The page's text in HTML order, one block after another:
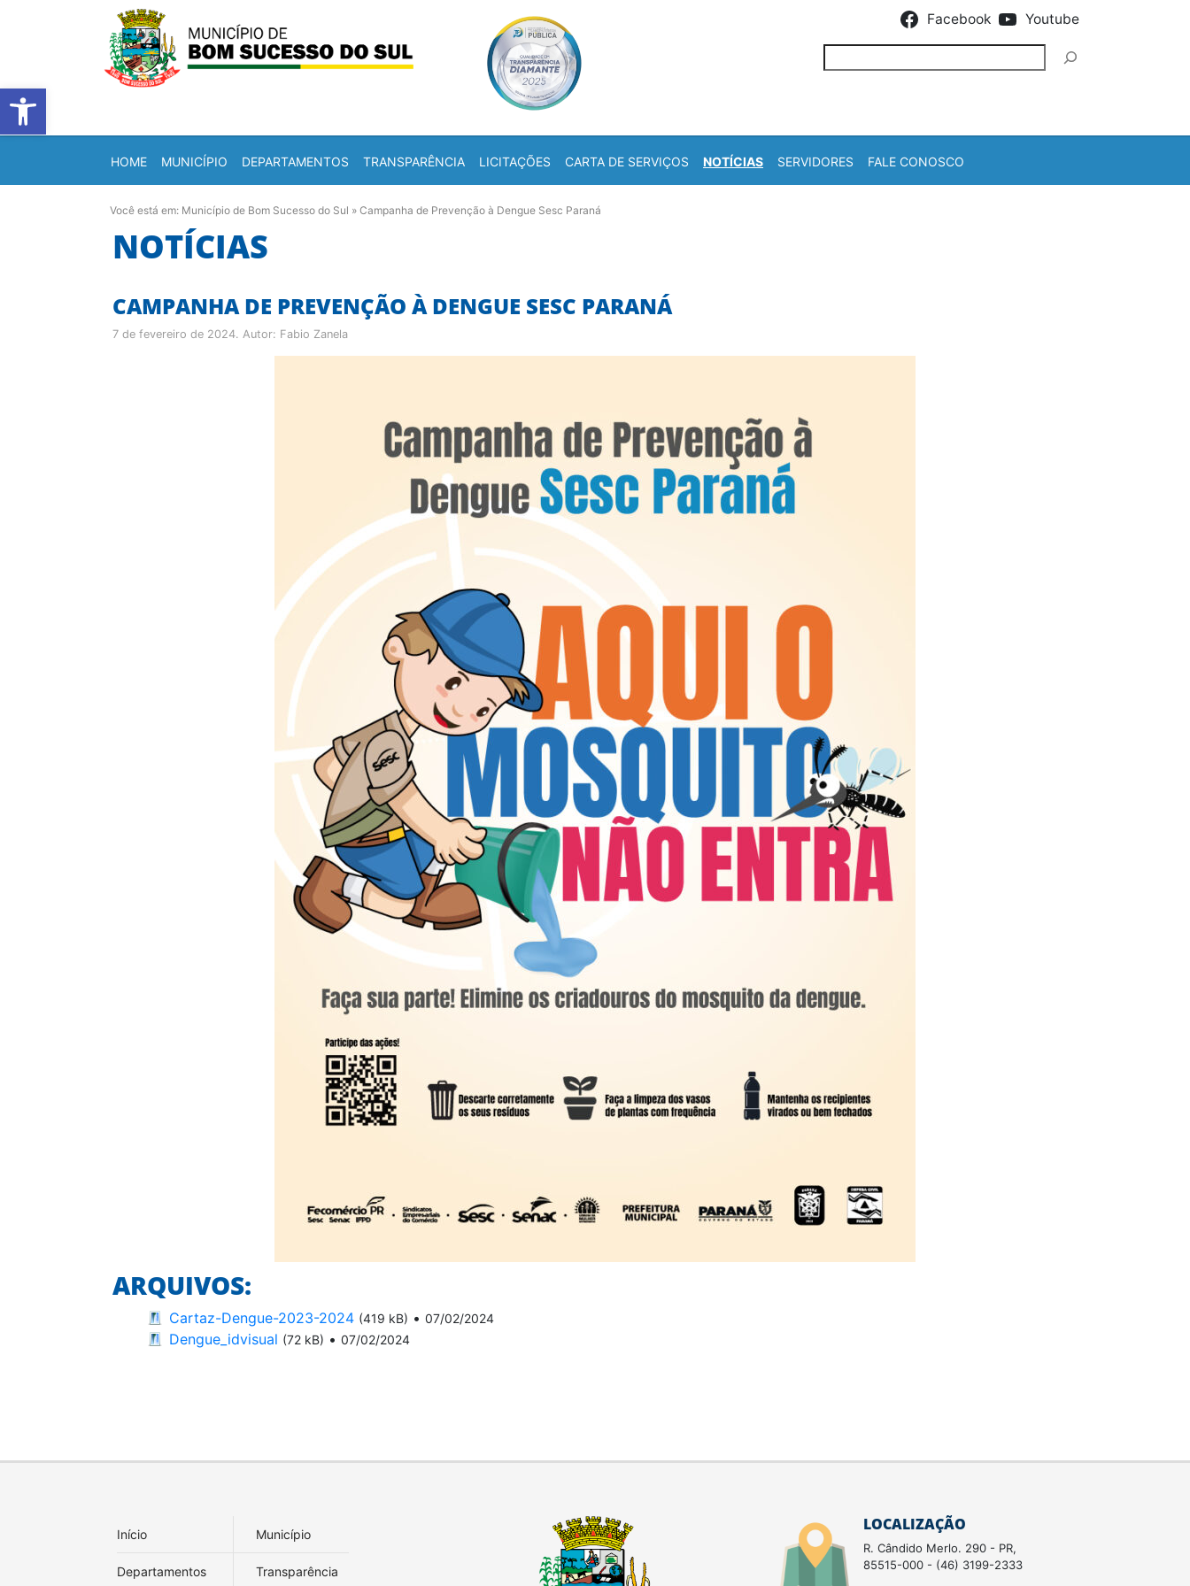
Barra de Ferramentas Aberta
Facebook Youtube
HOME MUNICÍPIO DEPARTAMENTOS TRANSPARÊNCIA LICITAÇÕES CARTA DE SERVIÇOS NOTÍCIAS SERVIDORES FALE CONOSCO
Você está em: Município de Bom Sucesso do Sul » Campanha de Prevenção à Dengue Sesc Paraná
NOTÍCIAS
CAMPANHA DE PREVENÇÃO À DENGUE SESC PARANÁ
7 de fevereiro de 2024. Autor: Fabio Zanela
ARQUIVOS:
Cartaz-Dengue-2023-2024 (419 kB) • 07/02/2024
Dengue_idvisual (72 kB) • 07/02/2024
Início Município
Departamentos Transparência
LOCALIZAÇÃO
R. Cândido Merlo. 290 - PR,
85515-000 - (46) 3199-2333